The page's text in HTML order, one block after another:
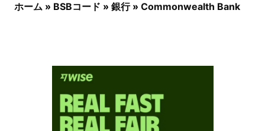
ホーム » BSBコード » 銀行» Commonwealth Bank